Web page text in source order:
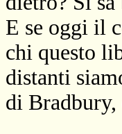
E se oggi il
chi questo
distanti
di